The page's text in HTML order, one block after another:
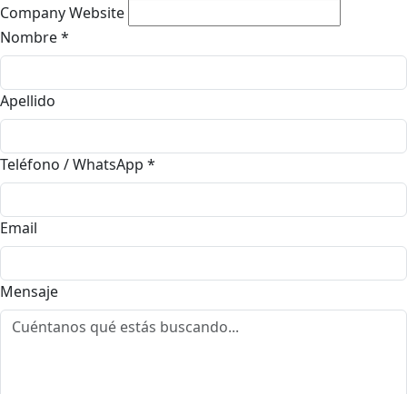
Company Website
Nombre*
Apellido
Teléfono / WhatsApp *
Email
Mensaje